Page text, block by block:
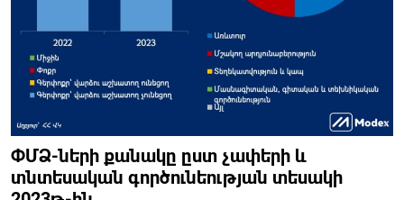
ՓՄՁ-ների քանակը ըստ չափերի և
տնտեսական գործունեության տեսակի